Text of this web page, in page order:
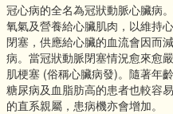
冠心病的全名為冠狀動脈心臟病
氧氣及營養給心臟肌肉，以維持
閉塞，供應給心臟的血流會因而
病。當冠狀動脈閉塞情況愈來愈
肌梗塞 (俗稱心臟病發)。隨著年
糖尿病及血脂肪高的患者也較容
的直系親屬，患病機亦會增加。